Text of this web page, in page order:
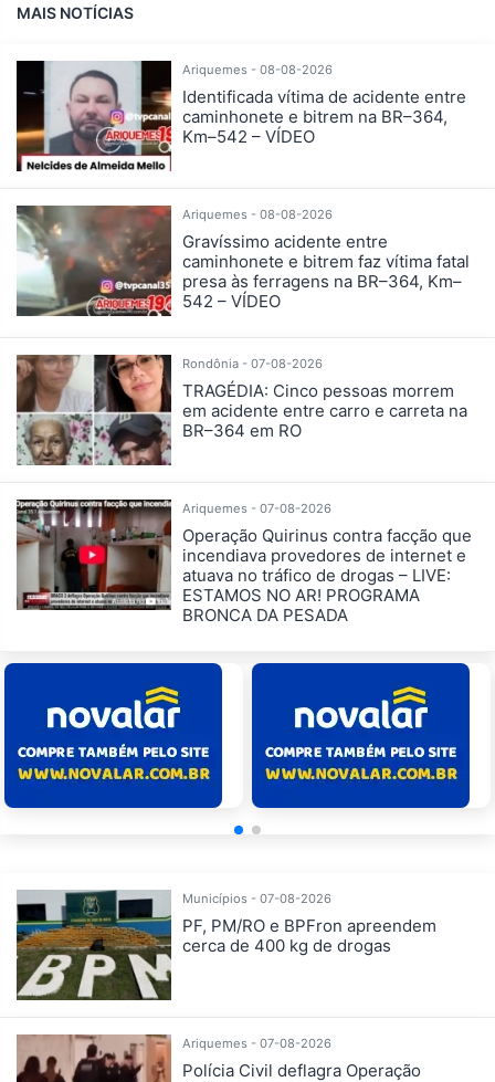
MAIS NOTÍCIAS
Ariquemes - 08-08-2026
Identificada vítima de acidente entre
caminhonete e bitrem na BR–364,
Km–542 – VÍDEO
Ariquemes - 08-08-2026
Gravíssimo acidente entre
caminhonete e bitrem faz vítima fatal
presa às ferragens na BR–364, Km–
542 – VÍDEO
Rondônia - 07-08-2026
TRAGÉDIA: Cinco pessoas morrem
em acidente entre carro e carreta na
BR–364 em RO
Ariquemes - 07-08-2026
Operação Quirinus contra facção que
incendiava provedores de internet e
atuava no tráfico de drogas – LIVE:
ESTAMOS NO AR! PROGRAMA
BRONCA DA PESADA
Municípios - 07-08-2026
PF, PM/RO e BPFron apreendem
cerca de 400 kg de drogas
Ariquemes - 07-08-2026
Polícia Civil deflagra Operação